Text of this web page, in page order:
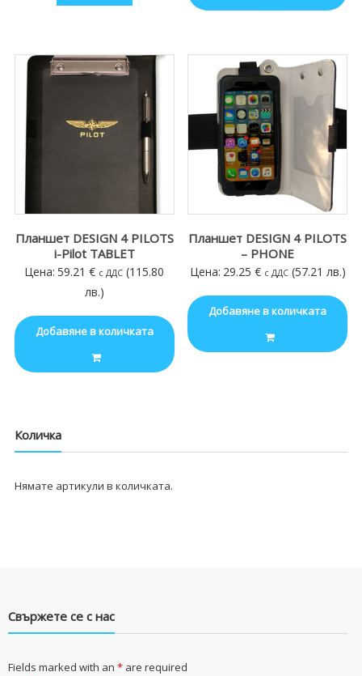
Планшет DESIGN 4 PILOTS
i-Pilot TABLET
Цена: 59.21€ с ДДС (115.80
лв.)
Добавяне в количката
Планшет DESIGN 4 PILOTS
– PHONE
Цена: 29.25 € с ДДС (57.21 лв.)
Добавяне в количката
Количка
Нямате артикули в количката.
Свържете се с нас
Fields marked with an *are required